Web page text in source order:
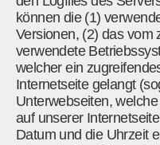
können die (1)
Versionen, (2) das vom
verwendete
welcher ein
Internetseite gelangt
Unterwebseiten,
auf unserer
Datum und die Uhrzeit